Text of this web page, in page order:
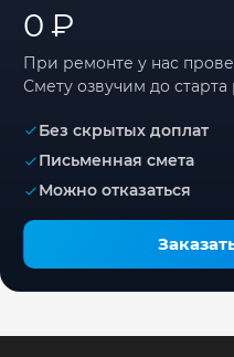
0 ₽
При ремонте у нас
Смету озвучим до старта
Без скрытых доплат
Письменная смета
Можно отказаться